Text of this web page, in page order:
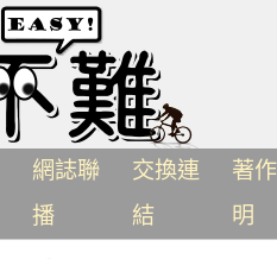
網誌聯
播
交換連
結
著
明